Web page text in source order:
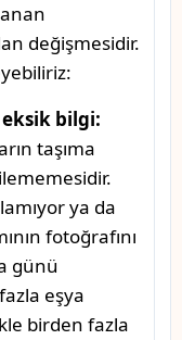
değişmesidir.
eksik bilgi:
taşıma
ya da
fotoğrafını
günü
eşya
birden fazla